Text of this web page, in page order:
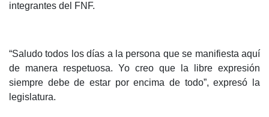
integrantes del FNF.
“Saludo todos los días a la persona que se manifiesta aquí
de manera respetuosa. Yo creo que la libre expresión
siempre debe de estar por encima de todo”, expresó la
legislatura.